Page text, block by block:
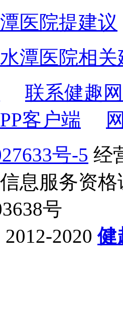
医院提建议
潭医院相关
联系健趣网
客户端
号-5 经
息服务资
号
2020健